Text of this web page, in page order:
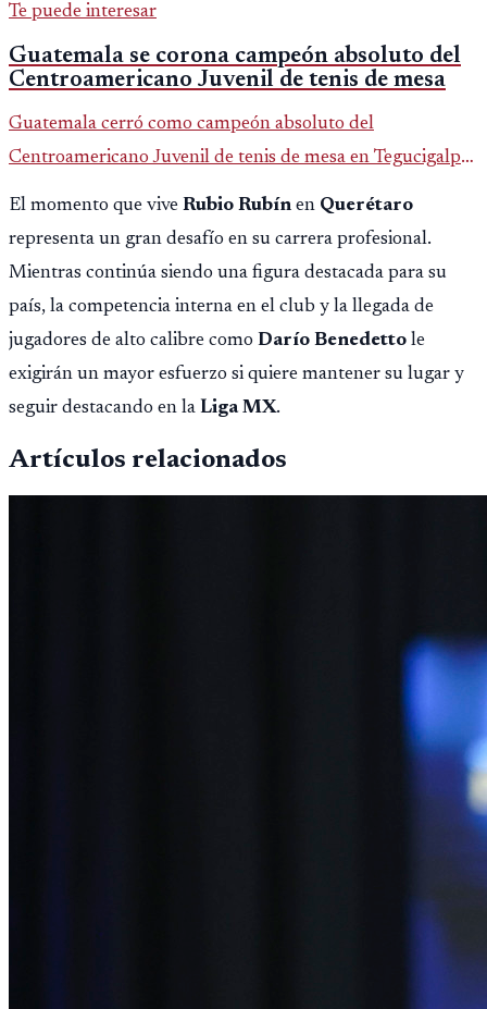
Te puede interesar
Guatemala se corona campeón absoluto del
Centroamericano Juvenil de tenis de mesa
Guatemala cerró como campeón absoluto del
Centroamericano Juvenil de tenis de mesa en Tegucigalpa
El momento que vive Rubio Rubín en Querétaro
representa un gran desafío en su carrera profesional.
Mientras continúa siendo una figura destacada para su
país, la competencia interna en el club y la llegada de
jugadores de alto calibre como Darío Benedetto le
exigirán un mayor esfuerzo si quiere mantener su lugar y
seguir destacando en la Liga MX.
Artículos relacionados